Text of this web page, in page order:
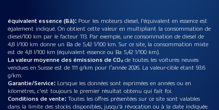
équivalent essence (Bä): Pour les moteurs diesel, l'équivalent en essence est
également indiqué. On obtient cette valeur en multipliant la consommation de
diesel/100 km par le facteur 113. Par exemple, une consommation de diesel de
4,8 l/100 km donne un Ba de 5,42 1/100 km. Sur ce site, la consommation mixte
est de 4,8 l/100 km (équivalent essence ou Ba 5,42 1/100 km).
La valeur moyenne des émissions de CO₂de toutes les voitures neuves
vendues en Suisse est de 111 g/km pour l’année 2026. La valeur-cible étant 93.6
g/km.
Garantie/Service: Lorsque les données sont exprimées en années ou en
kilomètres, c'est toujours le premier résultat obtenu qui fait foi.
Conditions de vente: Toutes les offres présentées sur ce site sont valables
dans la limite des stocks disponibles, jusqu'à révocation ou à la date indiquée.